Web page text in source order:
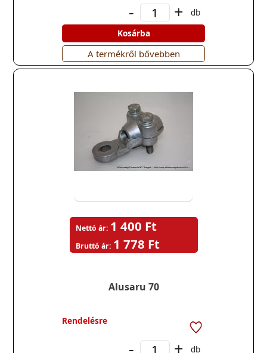
- +
db
Kosárba
A termékről bővebben
Alusaru 70
Nettó ár: 1 400 Ft
Bruttó ár: 1 778 Ft
Rendelésre
- +
db